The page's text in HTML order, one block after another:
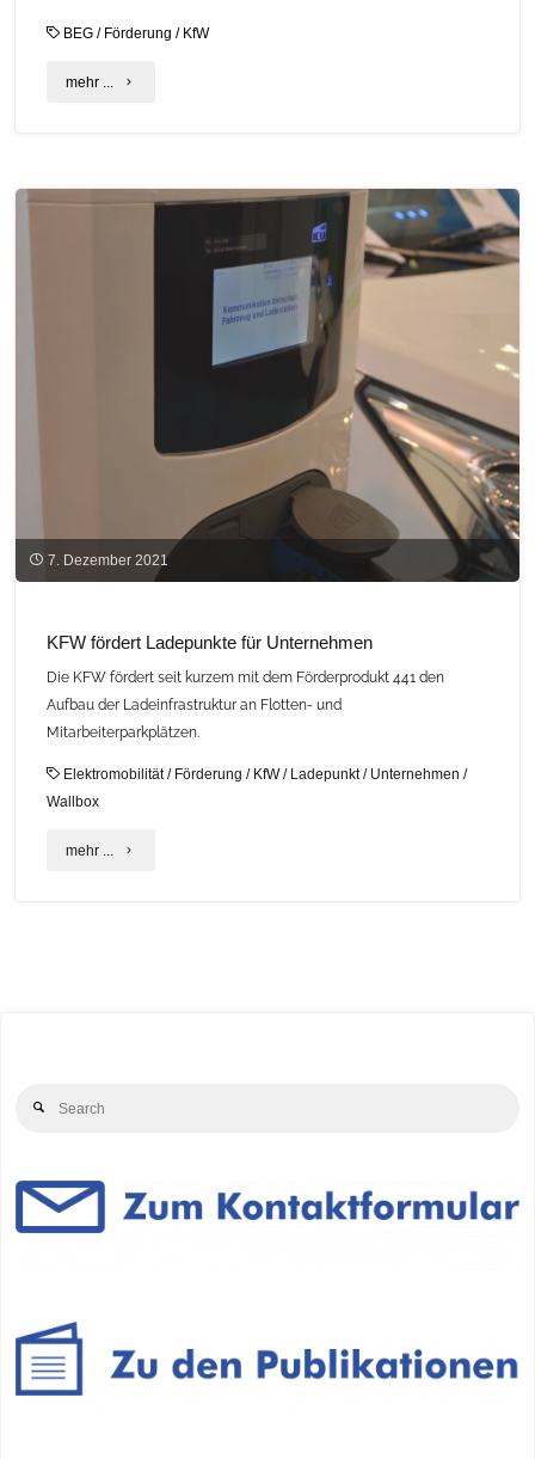
BEG / Förderung / KfW
mehr ... "KfW-
effiziente
7. Dezember 2021
KFW fördert Ladepunkte für Unternehmen
Die KFW fördert seit kurzem mit dem Förderprodukt 441 den
Aufbau der Ladeinfrastruktur an Flotten- und
Mitarbeiterparkplätzen.
Elektromobilität/ Förderung / KfW/ Ladepunkt/ Unternehmen /
Wallbox
mehr ... "KFW
Search